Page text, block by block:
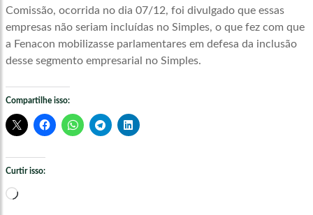
Comissão, ocorrida no dia 07/12, foi divulgado que essas
empresas não seriam incluídas no Simples, o que fez com que
a Fenacon mobilizasse parlamentares em defesa da inclusão
desse segmento empresarial no Simples.
Compartilhe isso:
Curtir isso:
Carregando...